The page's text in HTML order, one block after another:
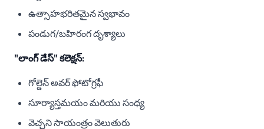
ఉత్సాహభరితమైన స్వభావం
పండుగ/బహిరంగ దృశ్యాలు
"లాంగ్ డేస్" కలెక్షన్:
గోల్డెన్ అవర్ ఫోటోగ్రఫీ
సూర్యాస్తమయం మరియు సంధ్య
వెచ్చని సాయంత్రం వెలుతురు